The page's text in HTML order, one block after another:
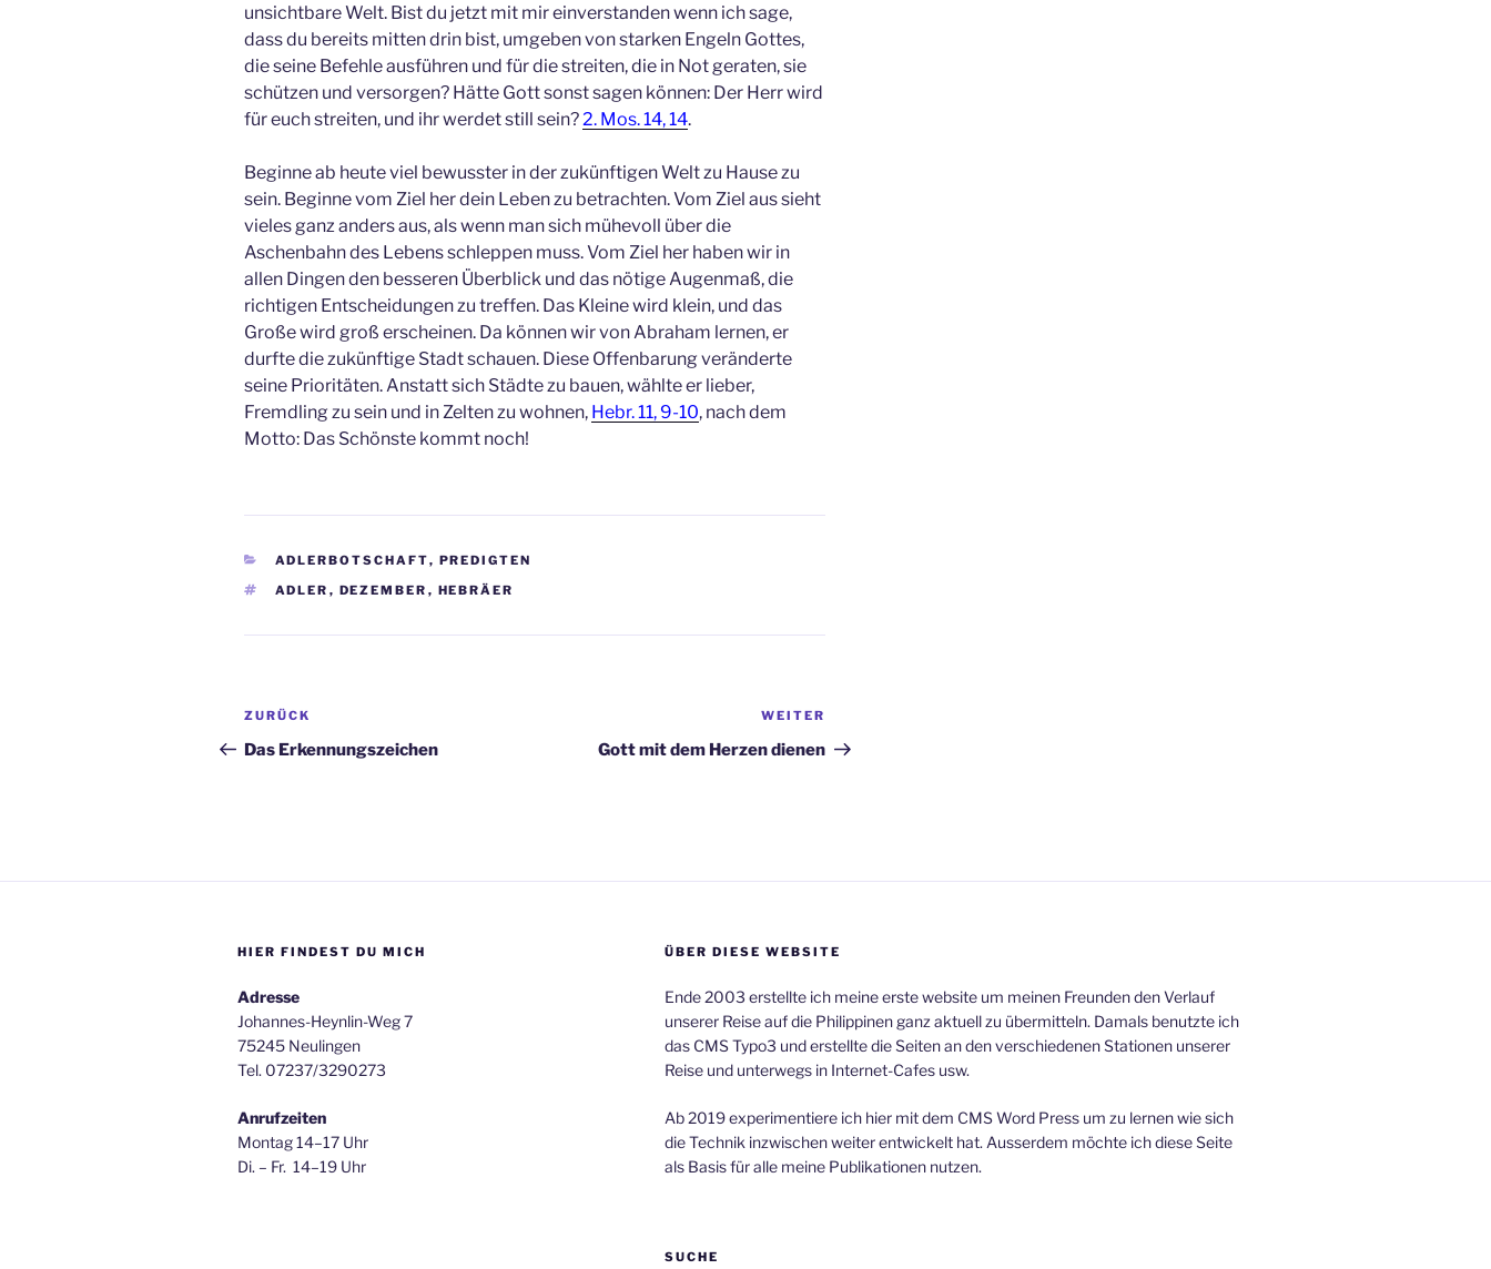
unsichtbare Welt. Bist du jetzt mit mir einverstanden wenn ich sage,
dass du bereits mitten drin bist, umgeben von starken Engeln Gottes,
die seine Befehle ausführen und für die streiten, die in Not geraten, sie
schützen und versorgen? Hätte Gott sonst sagen können: Der Herr wird
für euch streiten, und ihr werdet still sein?2. Mos. 14, 14.
Beginne ab heute viel bewusster in der zukünftigen Welt zu Hause zu
sein. Beginne vom Ziel her dein Leben zu betrachten. Vom Ziel aus sieht
vieles ganz anders aus, als wenn man sich mühevoll über die
Aschenbahn des Lebens schleppen muss. Vom Ziel her haben wir in
allen Dingen den besseren Überblick und das nötige Augenmaß, die
richtigen Entscheidungen zu treffen. Das Kleine wird klein, und das
Große wird groß erscheinen. Da können wir von Abraham lernen, er
durfte die zukünftige Stadt schauen. Diese Offenbarung veränderte
seine Prioritäten. Anstatt sich Städte zu bauen, wählte er lieber,
Fremdling zu sein und in Zelten zu wohnen, Hebr. 11, 9-10, nach dem
Motto: Das Schönste kommt noch!
KATEGORIEN
ADLERBOTSCHAFT, PREDIGTEN
SCHLAGWÖRTER
ADLER , DEZEMBER , HEBRÄER
Beitragsnavigation
Vorheriger
Beitrag
ZURÜCK
Das Erkennungszeichen
Beitrag
WEITER
Gott mit dem Herzen dienen
HIER FINDEST DU MICH
Adresse
Johannes-Heynlin-Weg 7
75245 Neulingen
Tel. 07237/3290273
Anrufzeiten
Montag 14–17 Uhr
Di. – Fr. 14–19 Uhr
ÜBER DIESE WEBSITE
Ende 2003 erstellte ich meine erste website um meinen Freunden den Verlauf
unserer Reise auf die Philippinen ganz aktuell zu übermitteln. Damals benutzte ich
das CMS Typo3 und erstellte die Seiten an den verschiedenen Stationen unserer
Reise und unterwegs in Internet-Cafes usw.
Ab 2019 experimentiere ich hier mit dem CMS Word Press um zu lernen wie sich
die Technik inzwischen weiter entwickelt hat. Ausserdem möchte ich diese Seite
als Basis für alle meine Publikationen nutzen.
SUCHE